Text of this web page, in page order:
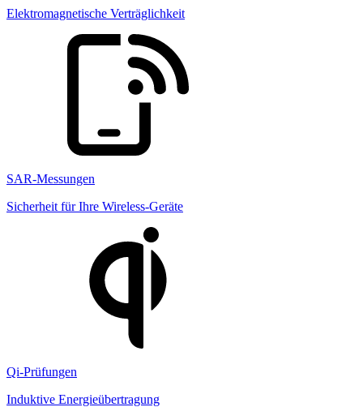
Elektromagnetische Verträglichkeit
SAR-Messungen
Sicherheit für Ihre Wireless-Geräte
Qi-Prüfungen
Induktive Energieübertragung